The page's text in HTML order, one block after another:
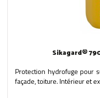
Sikagard®
Protection hydrofuge pour
façade, toiture. Intérieur et